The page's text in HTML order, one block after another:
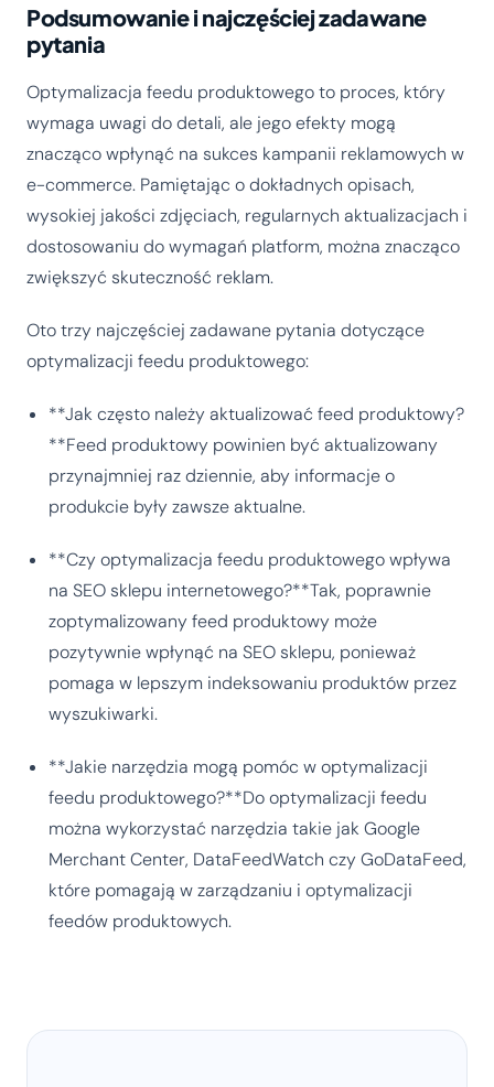
Podsumowanie i najczęściej zadawane
pytania
Optymalizacja feedu produktowego to proces, który
wymaga uwagi do detali, ale jego efekty mogą
znacząco wpłynąć na sukces kampanii reklamowych w
e-commerce. Pamiętając o dokładnych opisach,
wysokiej jakości zdjęciach, regularnych aktualizacjach i
dostosowaniu do wymagań platform, można znacząco
zwiększyć skuteczność reklam.
Oto trzy najczęściej zadawane pytania dotyczące
optymalizacji feedu produktowego:
**Jak często należy aktualizować feed produktowy?
**Feed produktowy powinien być aktualizowany
przynajmniej raz dziennie, aby informacje o
produkcie były zawsze aktualne.
**Czy optymalizacja feedu produktowego wpływa
na SEO sklepu internetowego?**Tak, poprawnie
zoptymalizowany feed produktowy może
pozytywnie wpłynąć na SEO sklepu, ponieważ
pomaga w lepszym indeksowaniu produktów przez
wyszukiwarki.
**Jakie narzędzia mogą pomóc w optymalizacji
feedu produktowego?**Do optymalizacji feedu
można wykorzystać narzędzia takie jak Google
Merchant Center, DataFeedWatch czy GoDataFeed,
które pomagają w zarządzaniu i optymalizacji
feedów produktowych.